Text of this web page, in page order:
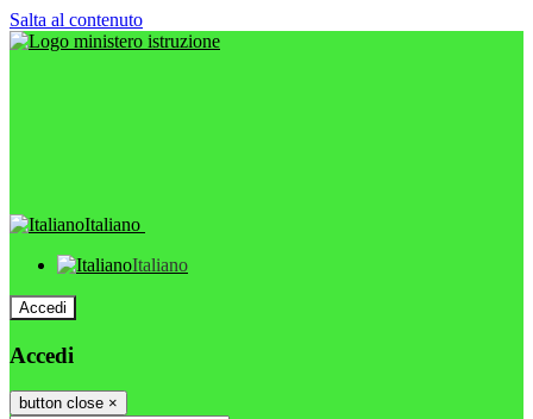
Salta al contenuto
Italiano
Italiano
Accedi
Accedi
button close ×